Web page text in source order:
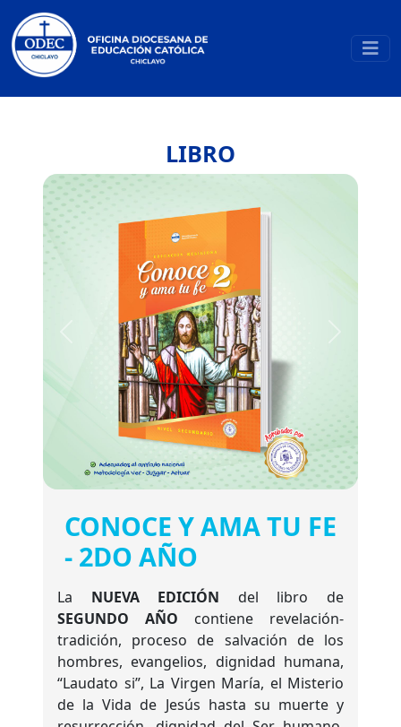
LIBRO
Previous
CONOCE Y AMA TU FE
- 2DO AÑO
La NUEVA EDICIÓN del libro de
SEGUNDO AÑO contiene revelación-
tradición, proceso de salvación de los
hombres, evangelios, dignidad humana,
“Laudato si”, La Virgen María, el Misterio
de la Vida de Jesús hasta su muerte y